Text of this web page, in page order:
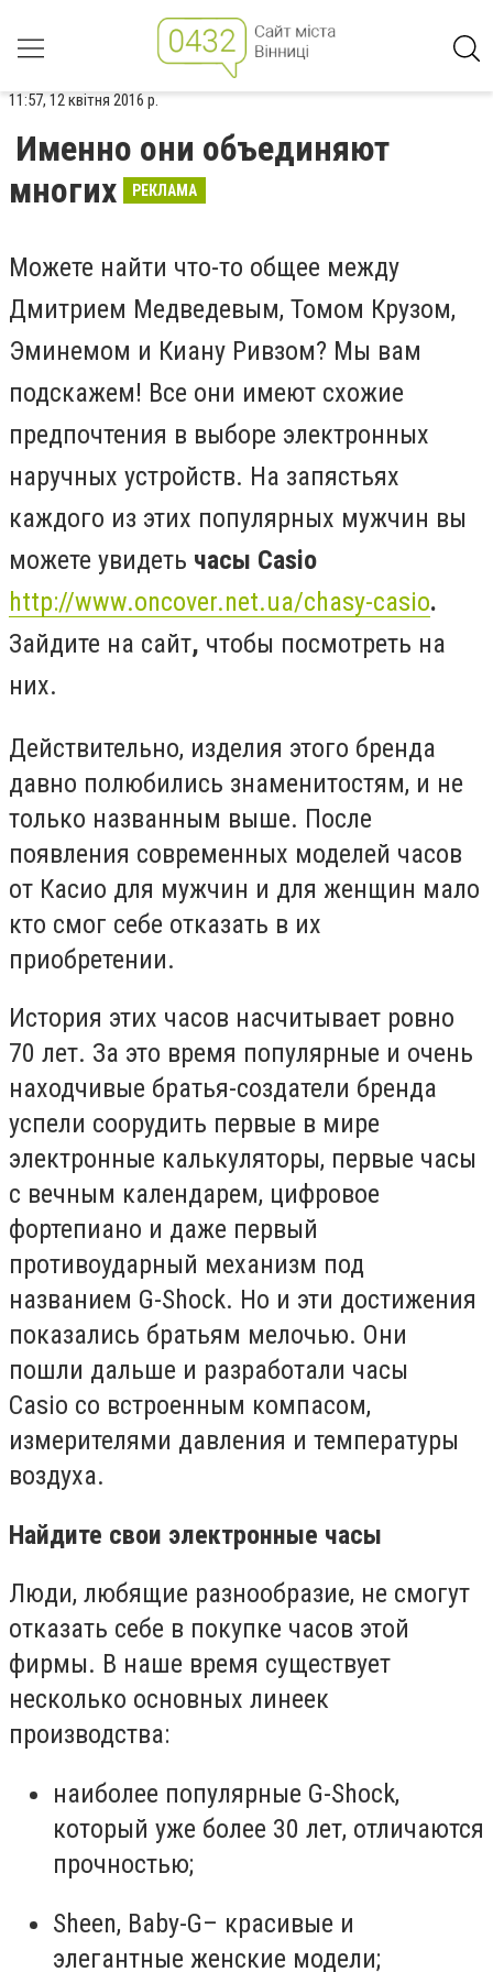
11:57, 12 квітня 2016 р.
Именно они объединяют
многих
РЕКЛАМА
Можете найти что-то общее между
Дмитрием Медведевым, Томом Крузом,
Эминемом и Киану Ривзом? Мы вам
подскажем! Все они имеют схожие
предпочтения в выборе электронных
наручных устройств. На запястьях
каждого из этих популярных мужчин вы
можете увидеть часы Casio
http://www.oncover.net.ua/chasy-casio.
Зайдите на сайт, чтобы посмотреть на
них.
Действительно, изделия этого бренда
давно полюбились знаменитостям, и не
только названным выше. После
появления современных моделей часов
от Касио для мужчин и для женщин мало
кто смог себе отказать в их
приобретении.
История этих часов насчитывает ровно
70 лет. За это время популярные и очень
находчивые братья-создатели бренда
успели соорудить первые в мире
электронные калькуляторы, первые часы
с вечным календарем, цифровое
фортепиано и даже первый
противоударный механизм под
названием G-Shock. Но и эти достижения
показались братьям мелочью. Они
пошли дальше и разработали часы
Casio со встроенным компасом,
измерителями давления и температуры
воздуха.
Найдите свои электронные часы
Люди, любящие разнообразие, не смогут
отказать себе в покупке часов этой
фирмы. В наше время существует
несколько основных линеек
производства:
наиболее популярные G-Shock,
который уже более 30 лет, отличаются
прочностью;
Sheen, Baby-G– красивые и
элегантные женские модели;